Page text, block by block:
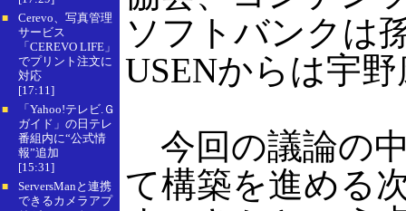
■
Cerevo、写真管理
サービス
「CEREVO LIFE」
でプリント注文に
対応
[17:11]
■
「Yahoo!テレビ.Ｇ
ガイド」の日テレ
番組内に“公式情
報”追加
[15:31]
■
ServersManと連携
できるカメラアプ
ソフトバンクは
USENからは宇
今回の議論の
て構築を進める